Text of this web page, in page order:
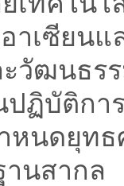
าเซียน
วัฒนธร
ปฏิบัติ
ำหนดยุ
ฐานสา